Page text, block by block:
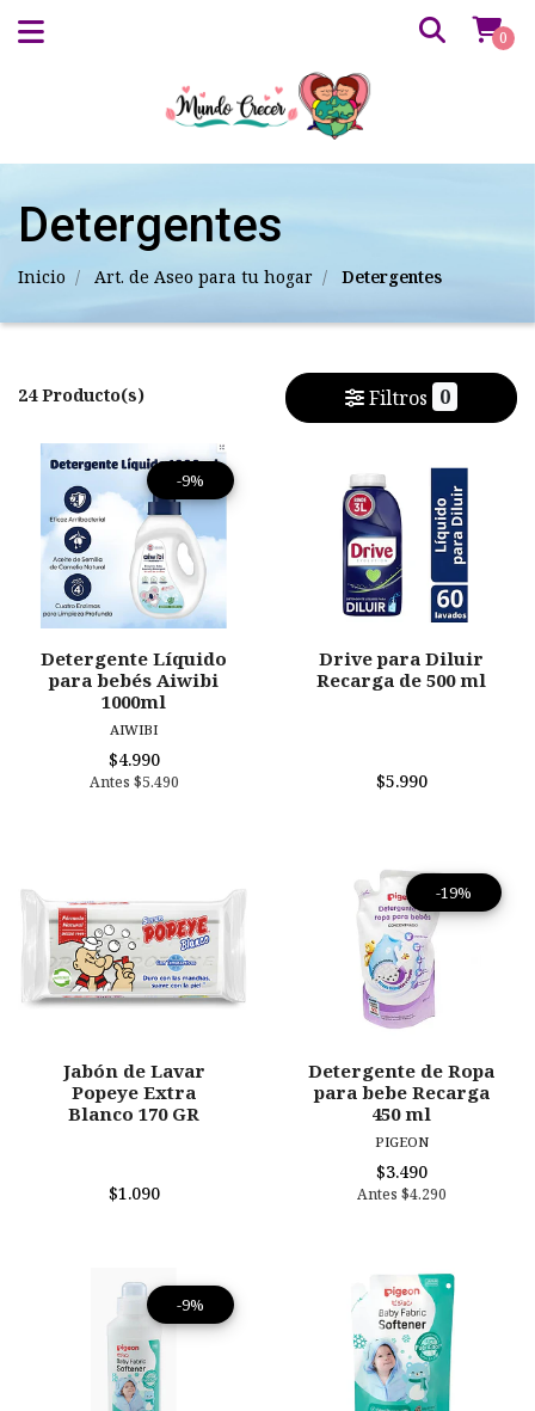
0
Detergentes
Inicio Art. de Aseo para tu hogar Detergentes
24 Producto(s) Filtros 0
-9%
Detergente Líquido
para bebés Aiwibi
1000ml
AIWIBI
$4.990
Antes $5.490
Drive para Diluir
Recarga de 500 ml
$5.990
Jabón de Lavar
Popeye Extra
Blanco 170 GR
$1.090
-19%
Detergente de Ropa
para bebe Recarga
450 ml
PIGEON
$3.490
Antes $4.290
-9%